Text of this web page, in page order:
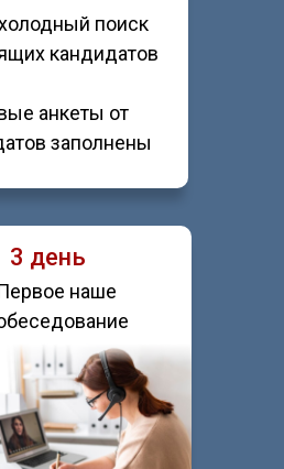
поиск
кандидатов
анкеты от
заполнены
3 день
наше